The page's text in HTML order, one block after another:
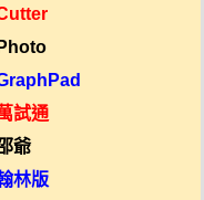
Photo
試通
爺
林版